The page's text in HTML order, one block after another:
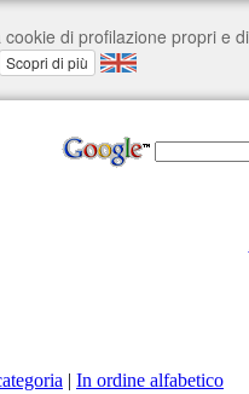
| In ordine alfabetico